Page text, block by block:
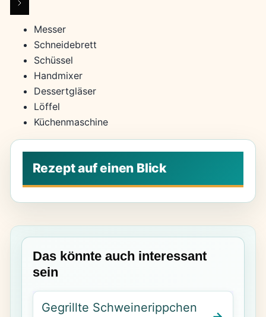
Messer
Schneidebrett
Schüssel
Handmixer
Dessertgläser
Löffel
Küchenmaschine
Das könnte auch interessant
sein
Gegrillte Schweinerippchen